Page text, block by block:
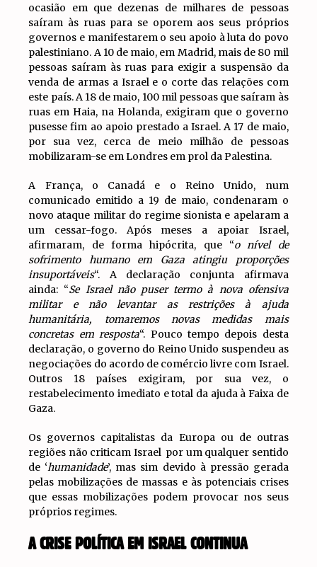
ocasião em que dezenas de milhares de pessoas
saíram às ruas para se oporem aos seus próprios
governos e manifestarem o seu apoio à luta do povo
palestiniano. A 10 de maio, em Madrid, mais de 80 mil
pessoas saíram às ruas para exigir a suspensão da
venda de armas a Israel e o corte das relações com
este país. A 18 de maio, 100 mil pessoas que saíram às
ruas em Haia, na Holanda, exigiram que o governo
pusesse fim ao apoio prestado a Israel. A 17 de maio,
por sua vez, cerca de meio milhão de pessoas
mobilizaram-se em Londres em prol da Palestina.
A França, o Canadá e o Reino Unido, num
comunicado emitido a 19 de maio, condenaram o
novo ataque militar do regime sionista e apelaram a
um cessar-fogo. Após meses a apoiar Israel,
afirmaram, de forma hipócrita, que “o nível de
sofrimento humano em Gaza atingiu proporções
insuportáveis“. A declaração conjunta afirmava
ainda: “Se Israel não puser termo à nova ofensiva
militar e não levantar as restrições à ajuda
humanitária, tomaremos novas medidas mais
concretas em resposta“. Pouco tempo depois desta
declaração, o governo do Reino Unido suspendeu as
negociações do acordo de comércio livre com Israel.
Outros 18 países exigiram, por sua vez, o
restabelecimento imediato e total da ajuda à Faixa de
Gaza.
Os governos capitalistas da Europa ou de outras
regiões não criticam Israel por um qualquer sentido
de ‘humanidade’, mas sim devido à pressão gerada
pelas mobilizações de massas e às potenciais crises
que essas mobilizações podem provocar nos seus
próprios regimes.
A CRISE POLÍTICA EM ISRAEL CONTINUA